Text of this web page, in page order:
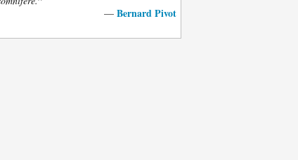
— Bernard Pivot